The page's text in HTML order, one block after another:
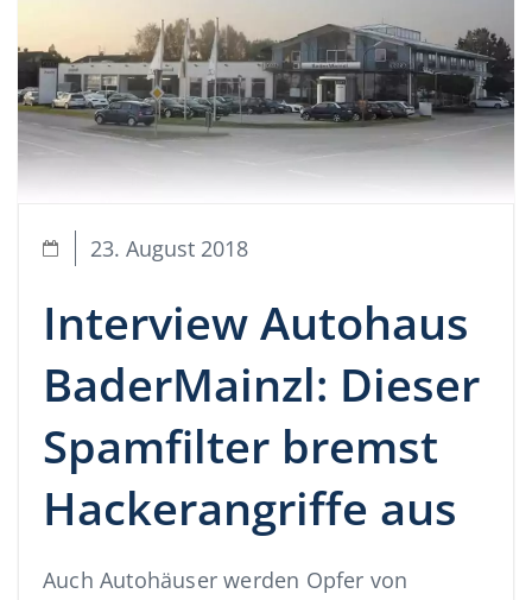
23. August 2018
Interview Autohaus
BaderMainzl: Dieser
Spamfilter bremst
Hackerangriffe aus
Auch Autohäuser werden Opfer von